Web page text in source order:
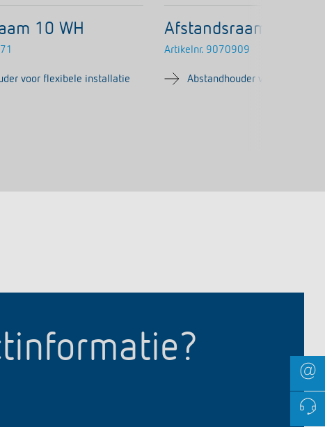
10 WH
voor flexibele installatie
Afstandsraam
Artikelnr. 9070909
Abstandhouder voor flexibele